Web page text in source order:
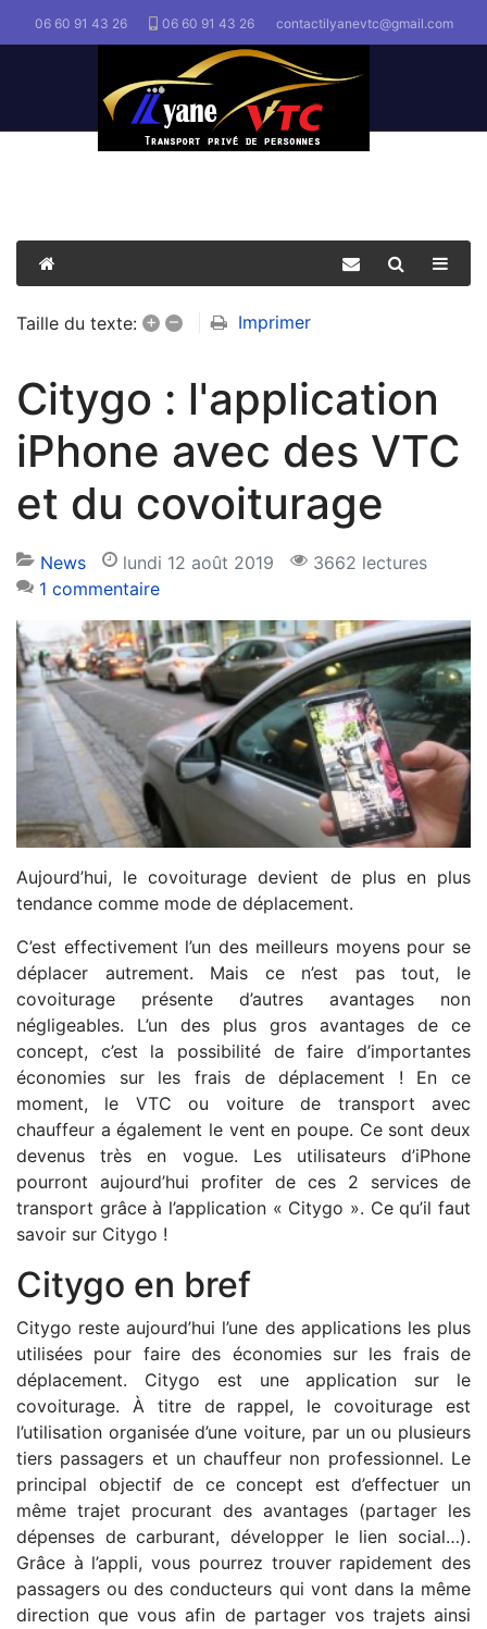
06 60 91 43 26 06 60 91 43 26 contactilyanevtc@gmail.com
Taille du texte: + – Imprimer
Citygo : l'application
iPhone avec des VTC
et du covoiturage
News lundi 12 août 2019
3662 lectures
1 commentaire
Aujourd’hui, le covoiturage devient de plus en plus
tendance comme mode de déplacement.
C’est effectivement l’un des meilleurs moyens pour se
déplacer autrement. Mais ce n’est pas tout, le
covoiturage présente d’autres avantages non
négligeables. L’un des plus gros avantages de ce
concept, c’est la possibilité de faire d’importantes
économies sur les frais de déplacement ! En ce
moment, le VTC ou voiture de transport avec
chauffeur a également le vent en poupe. Ce sont deux
devenus très en vogue. Les utilisateurs d’iPhone
pourront aujourd’hui profiter de ces 2 services de
transport grâce à l’application « Citygo ». Ce qu’il faut
savoir sur Citygo !
Citygo en bref
Citygo reste aujourd’hui l’une des applications les plus
utilisées pour faire des économies sur les frais de
déplacement. Citygo est une application sur le
covoiturage. À titre de rappel, le covoiturage est
l’utilisation organisée d’une voiture, par un ou plusieurs
tiers passagers et un chauffeur non professionnel. Le
principal objectif de ce concept est d’effectuer un
même trajet procurant des avantages (partager les
dépenses de carburant, développer le lien social…).
Grâce à l’appli, vous pourrez trouver rapidement des
passagers ou des conducteurs qui vont dans la même
direction que vous afin de partager vos trajets ainsi